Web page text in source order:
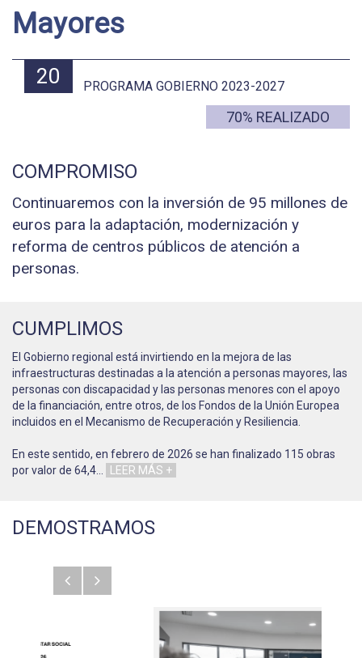
Mayores
20 PROGRAMA GOBIERNO 2023-2027
70% REALIZADO
COMPROMISO
Continuaremos con la inversión de 95 millones de
euros para la adaptación, modernización y
reforma de centros públicos de atención a
personas.
CUMPLIMOS
El Gobierno regional está invirtiendo en la mejora de las
infraestructuras destinadas a la atención a personas mayores, las
personas con discapacidad y las personas menores con el apoyo
de la financiación, entre otros, de los Fondos de la Unión Europea
incluidos en el Mecanismo de Recuperación y Resiliencia.
En este sentido, en febrero de 2026 se han finalizado 115 obras
por valor de 64,4
LEER MÁS +
DEMOSTRAMOS
AnteriorSiguiente